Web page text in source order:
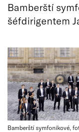
Bamberští
šéfdirigentem
Bamberští symfonikové,